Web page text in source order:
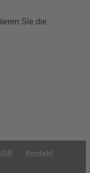
Sie die
Kontakt